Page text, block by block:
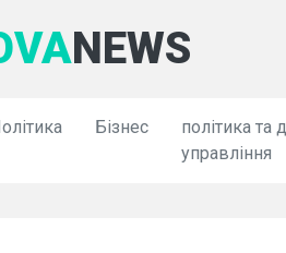
NEWS
Бізнес
політика та
управління